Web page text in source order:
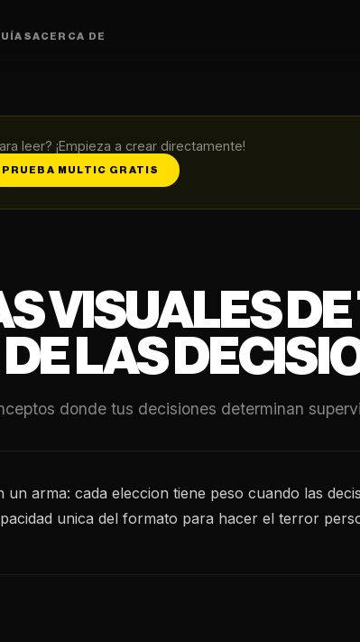
ACERCA DE
leer? ¡Empieza a crear directamente!
PRUEBA MULTIC GRATIS
VISUALES
LAS
donde tus decisiones determinan
arma: cada eleccion tiene peso cuando las
unica del formato para hacer el terror